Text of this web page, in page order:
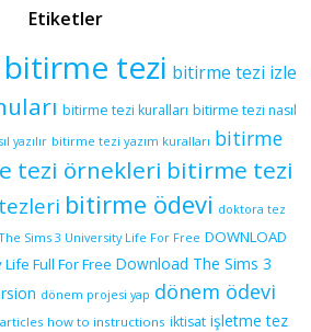
Etiketler
bitirme tezi bitirme tezi izle
bitirme tezi kuralları bitirme tezi nasıl
yazılır bitirme tezi yazım kuralları bitirme
tezi örnekleri bitirme tezi
bitirme ödevi doktora tez
Sims 3 University Life For Free DOWNLOAD
Full For Free Download The Sims 3
dönem projesi yap dönem ödevi
how to instructions iktisat işletme tez